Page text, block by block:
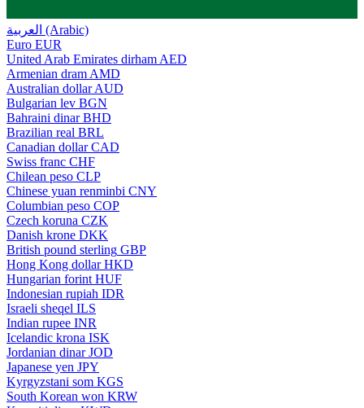
العربية (Arabic)
Euro EUR
United Arab Emirates dirham AED
Armenian dram AMD
Australian dollar AUD
Bulgarian lev BGN
Bahraini dinar BHD
Brazilian real BRL
Canadian dollar CAD
Swiss franc CHF
Chilean peso CLP
Chinese yuan renminbi CNY
Columbian peso COP
Czech koruna CZK
Danish krone DKK
British pound sterling GBP
Hong Kong dollar HKD
Hungarian forint HUF
Indonesian rupiah IDR
Israeli sheqel ILS
Indian rupee INR
Icelandic krona ISK
Jordanian dinar JOD
Japanese yen JPY
Kyrgyzstani som KGS
South Korean won KRW